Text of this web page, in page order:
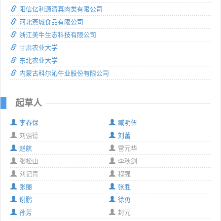
阳信亿利源清真肉类有限公司
河北燕城食品有限公司
浙江美牛生态科技有限公司
甘肃农业大学
东北农业大学
内蒙古科尔沁牛业股份有限公司
起草人
李春保
臧明伍
刘强德
刘蕾
赵航
雷元华
张松山
李秋剑
刘记青
程强
张丽
张胜
谢鹏
徐勇
孙芳
封元